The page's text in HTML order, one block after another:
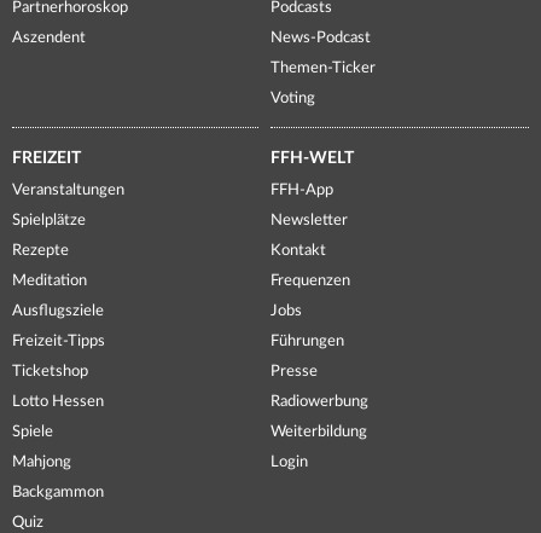
Partnerhoroskop
Aszendent
Podcasts
News-Podcast
Themen-Ticker
Voting
FREIZEIT
Veranstaltungen
Spielplätze
Rezepte
Meditation
Ausflugsziele
Freizeit-Tipps
Ticketshop
Lotto Hessen
Spiele
Mahjong
Backgammon
Quiz
FFH-WELT
FFH-App
Newsletter
Kontakt
Frequenzen
Jobs
Führungen
Presse
Radiowerbung
Weiterbildung
Login